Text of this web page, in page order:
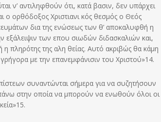
ν’ αντιληφθούν ότι, κατά βασιν, δεν υπάρχει
ο ορθόδοξος Χριστιανι κός θεσμός ο Θεός
δια της ενώσεως των θ’ αποκαλυφθή η
εξάλειψιν των επου σιωδών διδασκαλιών και,
πληρότης της αλη θείας. Αυτό ακριβώς θα κάμη
με την επανεμφάνισιν του Χριστού»14.
συναντώνται σήμερα για να συζητήσουν
πάνω στην οποία να μπορούν να ενωθούν όλοι οι